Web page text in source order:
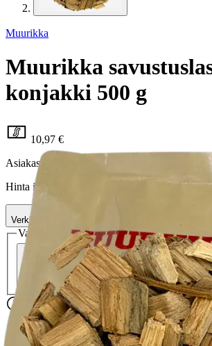
Muurikka
Muurikka
konjakki 500 g
10,97 €
Asiakasomistajahinta
Hinta ilman S-Etukorttia:
Verkkokaupan hinta
Valitse toimitustapa
Nouto myymälästä
Ilmainen
Siirry valitsemaan myymälä
Kotiin tai
Ilmainen toimitus yli 100